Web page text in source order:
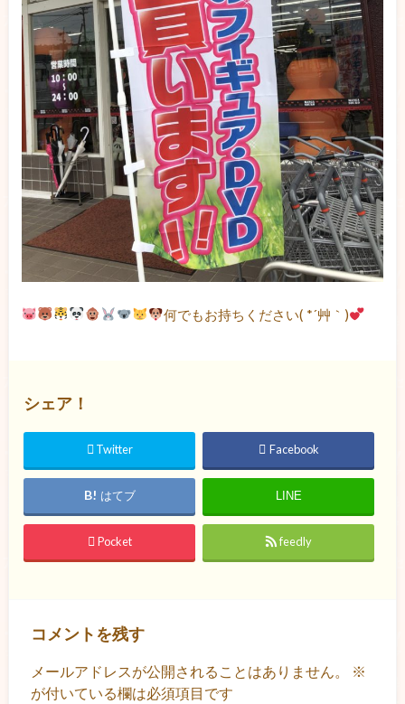
何でもお持ちください( *´艸｀)
シェア！
Twitter Facebook
はてブ LINE
Pocket feedly
コメントを残す
メールアドレスが公開されることはありません。
※
が付いている欄は必須項目です